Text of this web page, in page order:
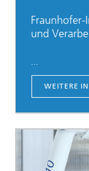
und
...
WEITERE